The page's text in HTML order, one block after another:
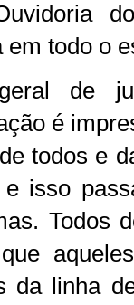
todo o
de
é
todos e
isso
Todos
da linha